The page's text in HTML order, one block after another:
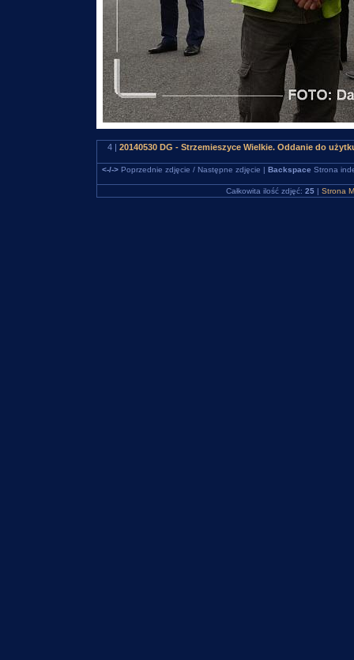
4 | 20140530 DG - Strzemieszyce Wielkie. Oddanie do
<-/->Poprzednie zdjęcie / Następne zdjęcie | Backspace Strona
Całkowita ilość zdjęć: 25 | Strona